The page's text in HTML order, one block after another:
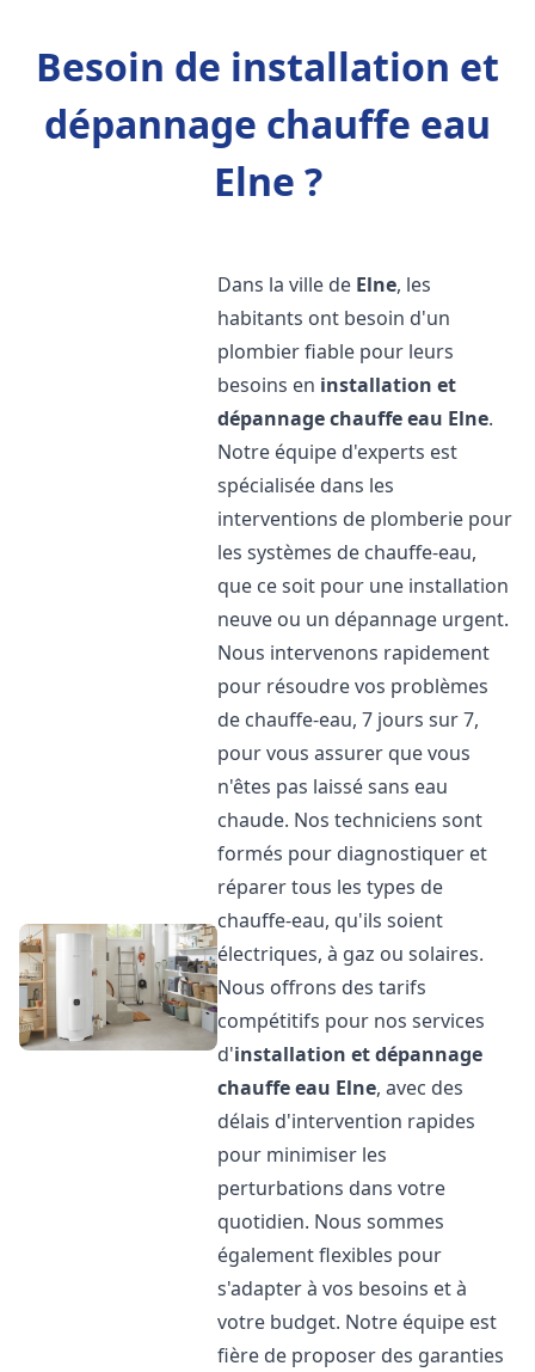
Besoin de installation et
dépannage chauffe eau
Elne ?
Dans la ville de Elne, les
habitants ont besoin d'un
plombier fiable pour leurs
besoins en installation et
dépannage chauffe eau Elne.
Notre équipe d'experts est
spécialisée dans les
interventions de plomberie pour
les systèmes de chauffe-eau,
que ce soit pour une installation
neuve ou un dépannage urgent.
Nous intervenons rapidement
pour résoudre vos problèmes
de chauffe-eau, 7 jours sur 7,
pour vous assurer que vous
n'êtes pas laissé sans eau
chaude. Nos techniciens sont
formés pour diagnostiquer et
réparer tous les types de
chauffe-eau, qu'ils soient
électriques, à gaz ou solaires.
Nous offrons des tarifs
compétitifs pour nos services
d'installation et dépannage
chauffe eau Elne, avec des
délais d'intervention rapides
pour minimiser les
perturbations dans votre
quotidien. Nous sommes
également flexibles pour
s'adapter à vos besoins et à
votre budget. Notre équipe est
fière de proposer des garanties